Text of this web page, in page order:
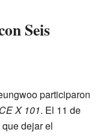
Seis
participaron
X 101. El 11 de
dejar el